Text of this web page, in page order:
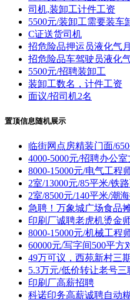
司机,装卸工计件工资
5500元/装卸工需要装车
C证送货司机
招危险品押运员液化气
招危险品车驾驶员液化
5500元/招聘装卸工
装卸工数名，计件工资
面议/招司机2名
置顶信息随机展示
临街网点房精装门面/
4000-5000元/招聘办公室
8000-15000元/电气工程
2室/13000元/85平米/铁
2室/8500元/140平米/潮
急聘！万象城广场食品
印刷厂诚聘老虎机烫金
8000-15000元/机械工程
60000元/写字间500平方
49万可议，西苑新村三
5.3万元/低价转让老号
印刷厂高薪招聘
科诺印务高薪诚聘自动